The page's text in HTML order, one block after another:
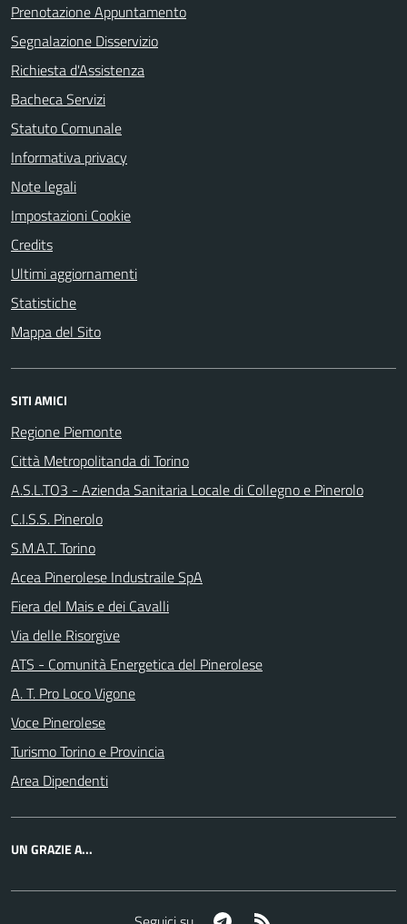
Prenotazione Appuntamento
Segnalazione Disservizio
Richiesta d'Assistenza
Bacheca Servizi
Statuto Comunale
Informativa privacy
Note legali
Impostazioni Cookie
Credits
Ultimi aggiornamenti
Statistiche
Mappa del Sito
SITI AMICI
Regione Piemonte
Città Metropolitanda di Torino
A.S.L.TO3 - Azienda Sanitaria Locale di Collegno e Pinerolo
C.I.S.S. Pinerolo
S.M.A.T. Torino
Acea Pinerolese Industraile SpA
Fiera del Mais e dei Cavalli
Via delle Risorgive
ATS - Comunità Energetica del Pinerolese
A. T. Pro Loco Vigone
Voce Pinerolese
Turismo Torino e Provincia
Area Dipendenti
UN GRAZIE A...